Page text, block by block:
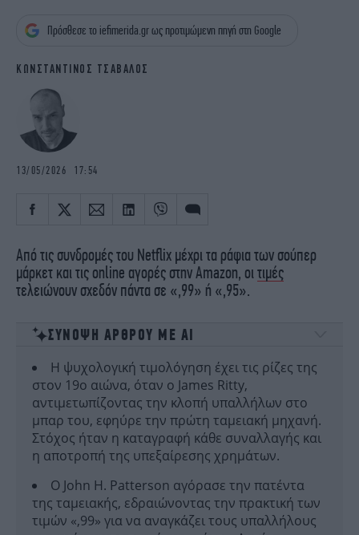
OSCARS
THE OCEAN
NEWSLETTER
Πρόσθεσε το iefimerida.gr ως προτιμώμενη πηγή στη Google
ΚΩΝΣΤΑΝΤΙΝΟΣ ΤΣΑΒΑΛΟΣ
13/05/2026 17:54
Από τις συνδρομές του Netflix μέχρι τα ράφια των σούπερ
μάρκετ και τις online αγορές στην Amazon, οι τιμές
τελειώνουν σχεδόν πάντα σε «,99» ή «,95».
ΣΥΝΟΨΗ ΑΡΘΡΟΥ ΜΕ ΑΙ
Η ψυχολογική τιμολόγηση έχει τις ρίζες της
στον 19ο αιώνα, όταν ο James Ritty,
αντιμετωπίζοντας την κλοπή υπαλλήλων στο
μπαρ του, εφηύρε την πρώτη ταμειακή μηχανή.
Στόχος ήταν η καταγραφή κάθε συναλλαγής και
η αποτροπή της υπεξαίρεσης χρημάτων.
Ο John H. Patterson αγόρασε την πατέντα
της ταμειακής, εδραιώνοντας την πρακτική των
τιμών «,99» για να αναγκάζει τους υπαλλήλους